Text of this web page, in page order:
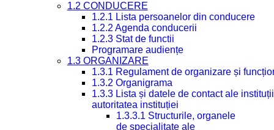
1.2 CONDUCERE
1.2.1 Lista persoanelor din conducere
1.2.2 Agenda conducerii
1.2.3 Stat de functii
Programare audiențe
1.3 ORGANIZARE
1.3.1 Regulament de organizare și
1.3.2 Organigrama
1.3.3 Lista și datele de contact ale
autoritatea instituției
1.3.3.1 Structurile, organele
de specialitate ale